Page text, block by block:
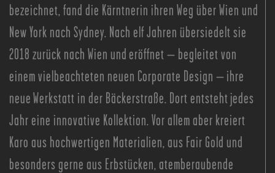
bezeichnet, fand die Kärntnerin ihren Weg über Wien und
New York nach Sydney. Nach elf Jahren übersiedelt sie
2018 zurück nach Wien und eröffnet – begleitet von
einem vielbeachteten neuen Corporate Design – ihre
neue Werkstatt in der Bäckerstraße. Dort entsteht jedes
Jahr eine innovative Kollektion. Vor allem aber kreiert
Karo aus hochwertigen Materialien, aus Fair Gold und
besonders gerne aus Erbstücken, atemberaubende